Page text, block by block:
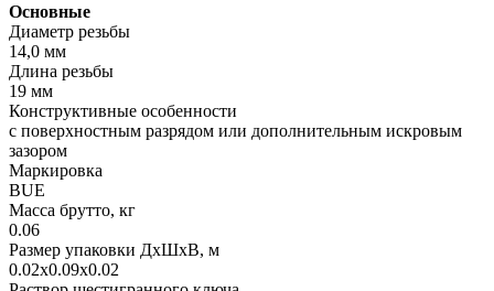
Основные
Диаметр резьбы
14,0 мм
Длина резьбы
19 мм
Конструктивные особенности
с поверхностным разрядом или дополнительным искровым
зазором
Маркировка
BUE
Масса брутто, кг
0.06
Размер упаковки ДхШхВ, м
0.02x0.09x0.02